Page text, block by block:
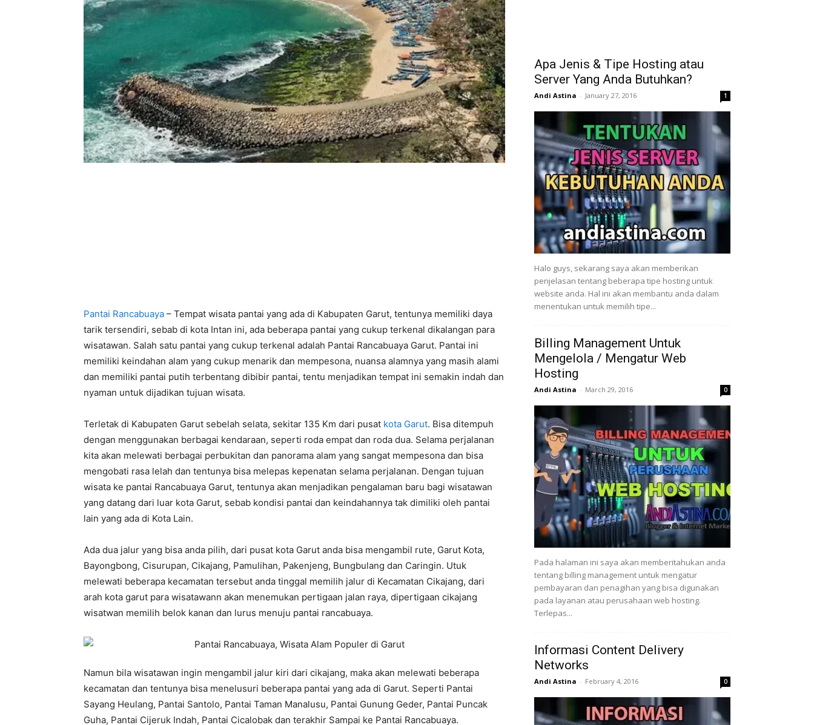
Pantai Rancabuaya – Tempat wisata pantai yang ada di Kabupaten Garut, tentunya memiliki daya
tarik tersendiri, sebab di kota Intan ini, ada beberapa pantai yang cukup terkenal dikalangan para
wisatawan. Salah satu pantai yang cukup terkenal adalah Pantai Rancabuaya Garut. Pantai ini
memiliki keindahan alam yang cukup menarik dan mempesona, nuansa alamnya yang masih alami
dan memiliki pantai putih terbentang dibibir pantai, tentu menjadikan tempat ini semakin indah dan
nyaman untuk dijadikan tujuan wisata.
Terletak di Kabupaten Garut sebelah selata, sekitar 135 Km dari pusat kota Garut. Bisa ditempuh
dengan menggunakan berbagai kendaraan, seperti roda empat dan roda dua. Selama perjalanan
kita akan melewati berbagai perbukitan dan panorama alam yang sangat mempesona dan bisa
mengobati rasa lelah dan tentunya bisa melepas kepenatan selama perjalanan. Dengan tujuan
wisata ke pantai Rancabuaya Garut, tentunya akan menjadikan pengalaman baru bagi wisatawan
yang datang dari luar kota Garut, sebab kondisi pantai dan keindahannya tak dimiliki oleh pantai
lain yang ada di Kota Lain.
Ada dua jalur yang bisa anda pilih, dari pusat kota Garut anda bisa mengambil rute, Garut Kota,
Bayongbong, Cisurupan, Cikajang, Pamulihan, Pakenjeng, Bungbulang dan Caringin. Utuk
melewati beberapa kecamatan tersebut anda tinggal memilih jalur di Kecamatan Cikajang, dari
arah kota garut para wisatawann akan menemukan pertigaan jalan raya, dipertigaan cikajang
wisatwan memilih belok kanan dan lurus menuju pantai rancabuaya.
Namun bila wisatawan ingin mengambil jalur kiri dari cikajang, maka akan melewati beberapa
kecamatan dan tentunya bisa menelusuri beberapa pantai yang ada di Garut. Seperti Pantai
Sayang Heulang, Pantai Santolo, Pantai Taman Manalusu, Pantai Gunung Geder, Pantai Puncak
Guha, Pantai Cijeruk Indah, Pantai Cicalobak dan terakhir Sampai ke Pantai Rancabuaya.
Apa Jenis & Tipe Hosting atau
Server Yang Anda Butuhkan?
Andi Astina - January 27, 2016 1
Halo guys, sekarang saya akan memberikan
penjelasan tentang beberapa tipe hosting untuk
website anda. Hal ini akan membantu anda dalam
menentukan untuk memilih tipe...
Billing Management Untuk
Mengelola / Mengatur Web
Hosting
Andi Astina - March 29, 2016 0
Pada halaman ini saya akan memberitahukan anda
tentang billing management untuk mengatur
pembayaran dan penagihan yang bisa digunakan
pada layanan atau perusahaan web hosting.
Terlepas...
Informasi Content Delivery
Networks
Andi Astina - February 4, 2016 0